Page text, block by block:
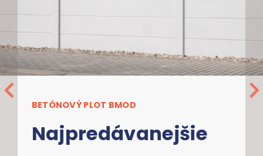
BETÓNOVÝ PLOT BMOD
Najpredávanejšie